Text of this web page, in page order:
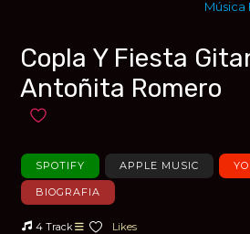
Música
Copla Y Fiesta
Antoñita Romero
Añadir a favoritos
SPOTIFY APPLE MUSIC
BIOGRAFIA
4 Track Likes